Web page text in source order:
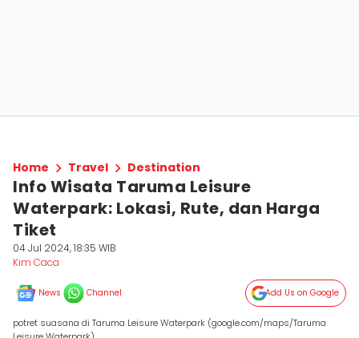
Home Travel Destination
Info Wisata Taruma Leisure
Waterpark: Lokasi, Rute, dan Harga
Tiket
04 Jul 2024, 18:35 WIB
Kim Caca
News Channel Add Us on Google
potret suasana di Taruma Leisure Waterpark (google.com/maps/Taruma